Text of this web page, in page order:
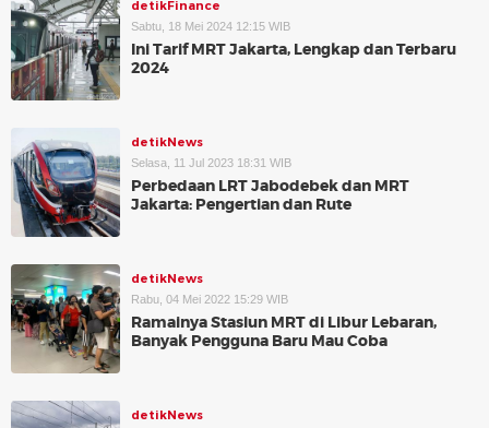
detikFinance
Sabtu, 18 Mei 2024 12:15 WIB
Ini Tarif MRT Jakarta, Lengkap dan Terbaru
2024
detikNews
Selasa, 11 Jul 2023 18:31 WIB
Perbedaan LRT Jabodebek dan MRT
Jakarta: Pengertian dan Rute
detikNews
Rabu, 04 Mei 2022 15:29 WIB
Ramainya Stasiun MRT di Libur Lebaran,
Banyak Pengguna Baru Mau Coba
detikNews